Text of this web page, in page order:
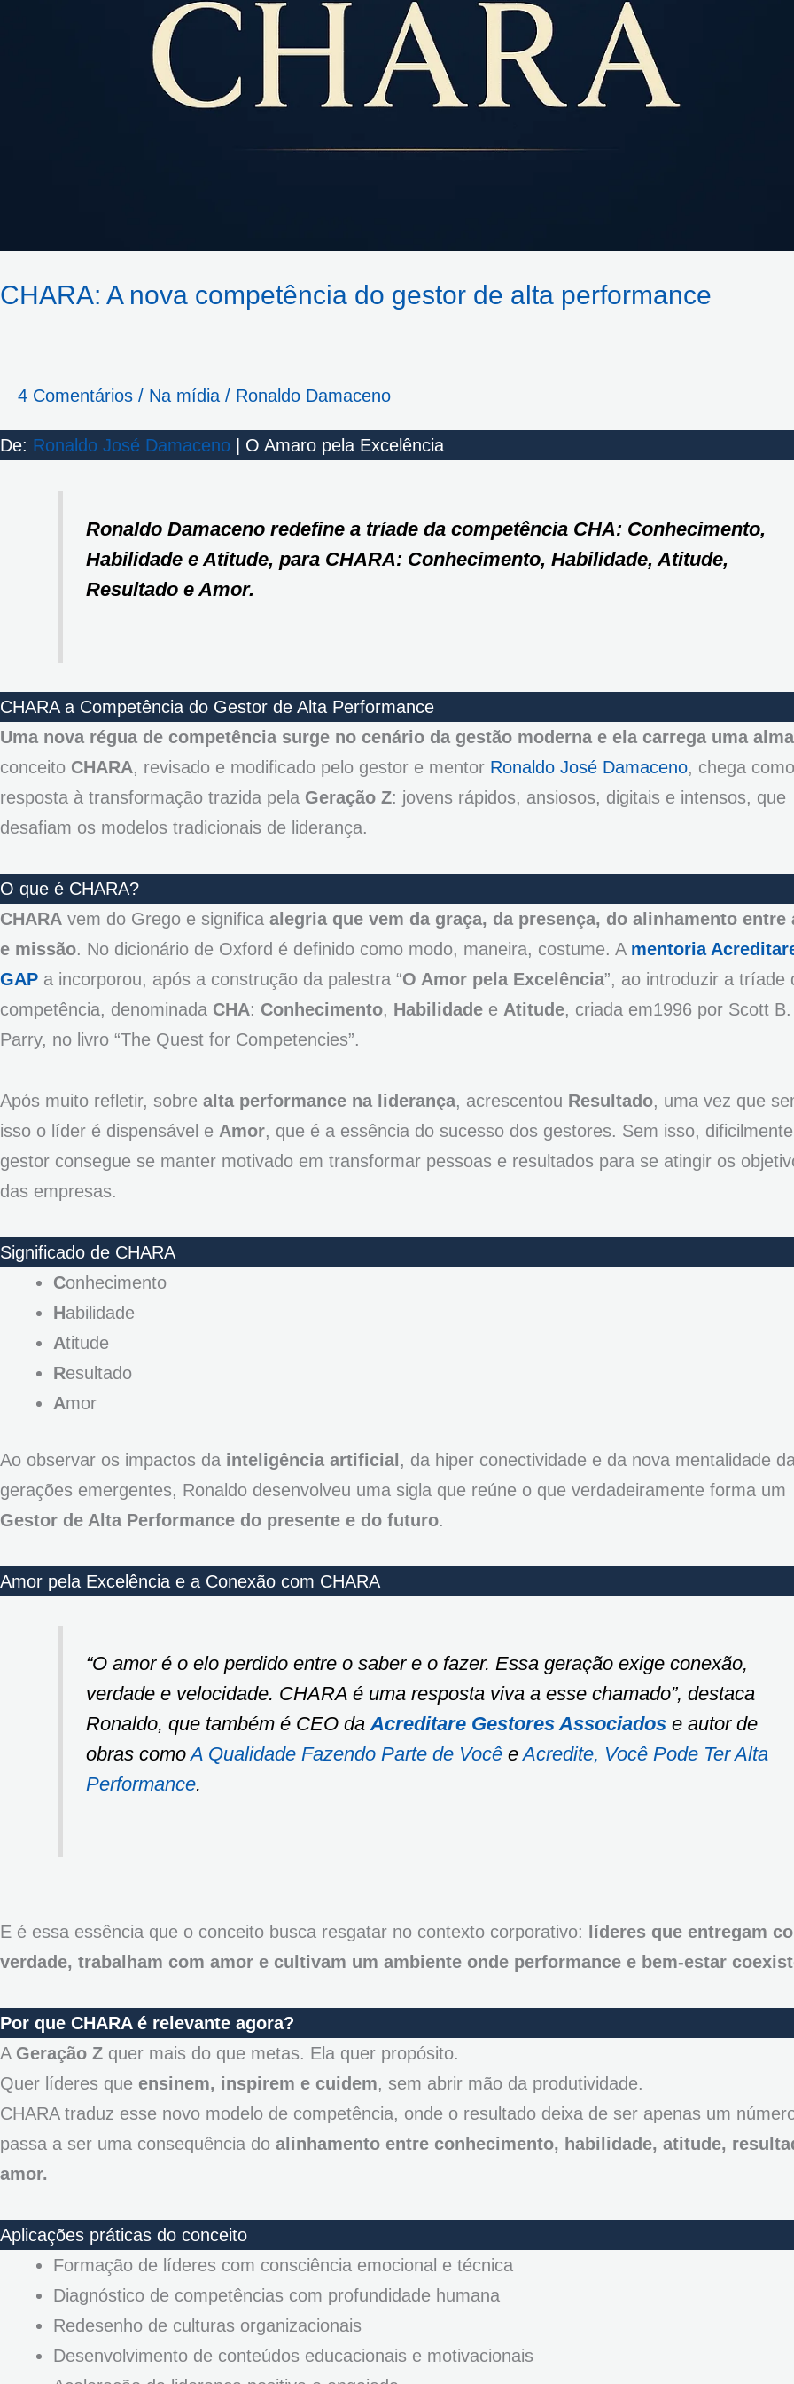
CHARA: A nova competência do gestor de alta performance
4 Comentários / Na mídia / Ronaldo Damaceno
De: Ronaldo José Damaceno | O Amaro pela Excelência
Ronaldo Damaceno redefine a tríade da competência CHA: Conhecimento,
Habilidade e Atitude, para CHARA: Conhecimento, Habilidade, Atitude,
Resultado e Amor.
CHARA a Competência do Gestor de Alta Performance
Uma nova régua de competência surge no cenário da gestão moderna e ela carrega uma
conceito CHARA, revisado e modificado pelo gestor e mentor Ronaldo José Damaceno, chega como
resposta à transformação trazida pela Geração Z: jovens rápidos, ansiosos, digitais e intensos, que
desafiam os modelos tradicionais de liderança.
O que é CHARA?
CHARA vem do Grego e significa alegria que vem da graça, da presença, do alinhamento entre
e missão. No dicionário de Oxford é definido como modo, maneira, costume. A mentoria
GAP a incorporou, após a construção da palestra “O Amor pela Excelência”, ao introduzir a tríade
competência, denominada CHA: Conhecimento, Habilidade e Atitude, criada em1996 por Scott B.
Parry, no livro “The Quest for Competencies”.
Após muito refletir, sobre alta performance na liderança, acrescentou Resultado, uma vez que
isso o líder é dispensável e Amor, que é a essência do sucesso dos gestores. Sem isso,
gestor consegue se manter motivado em transformar pessoas e resultados para se atingir os
das empresas.
Significado de CHARA
Conhecimento
Habilidade
Atitude
Resultado
Amor
Ao observar os impactos da inteligência artificial , da hiper conectividade e da nova mentalidade
gerações emergentes, Ronaldo desenvolveu uma sigla que reúne o que verdadeiramente forma um
Gestor de Alta Performance do presente e do futuro.
Amor pela Excelência e a Conexão com CHARA
“O amor é o elo perdido entre o saber e o fazer. Essa geração exige conexão,
verdade e velocidade. CHARA é uma resposta viva a esse chamado”, destaca
Ronaldo, que também é CEO daAcreditare Gestores Associados e autor de
obras comoA Qualidade Fazendo Parte de Você eAcredite, Você Pode Ter Alta
Performance.
E é essa essência que o conceito busca resgatar no contexto corporativo:
líderes que entregam
verdade, trabalham com amor e cultivam um ambiente onde performance e bem-estar
Por que CHARA é relevante agora?
A Geração Z quer mais do que metas. Ela quer propósito.
Quer líderes que ensinem, inspirem e cuidem, sem abrir mão da produtividade.
CHARA traduz esse novo modelo de competência, onde o resultado deixa de ser apenas um
passa a ser uma consequência do alinhamento entre conhecimento, habilidade, atitude,
amor.
Aplicações práticas do conceito
Formação de líderes com consciência emocional e técnica
Diagnóstico de competências com profundidade humana
Redesenho de culturas organizacionais
Desenvolvimento de conteúdos educacionais e motivacionais